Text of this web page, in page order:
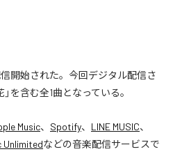
信開始された。今回デジタル配信さ
を含む全1曲となっている。
Music、 Spotify、 LINE MUSIC、
Unlimitedなどの音楽配信サービスで